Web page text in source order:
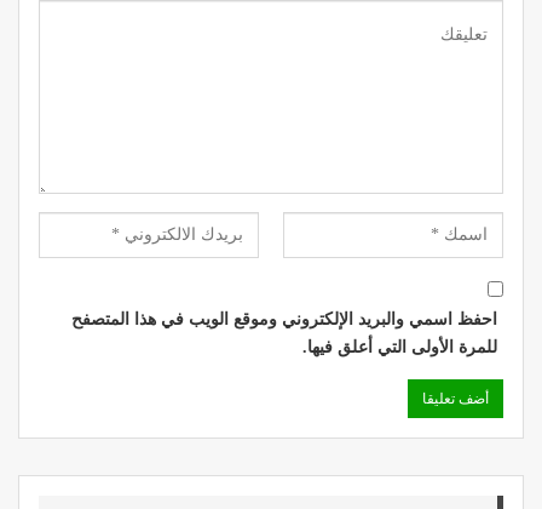
احفظ اسمي والبريد الإلكتروني وموقع الويب في هذا المتصفح
للمرة الأولى التي أعلق فيها.